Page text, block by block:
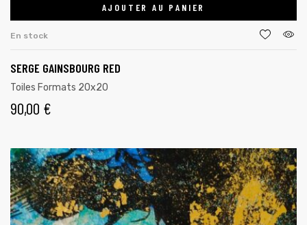
AJOUTER AU PANIER
En stock
SERGE GAINSBOURG RED
Toiles Formats 20x20
90,00 €